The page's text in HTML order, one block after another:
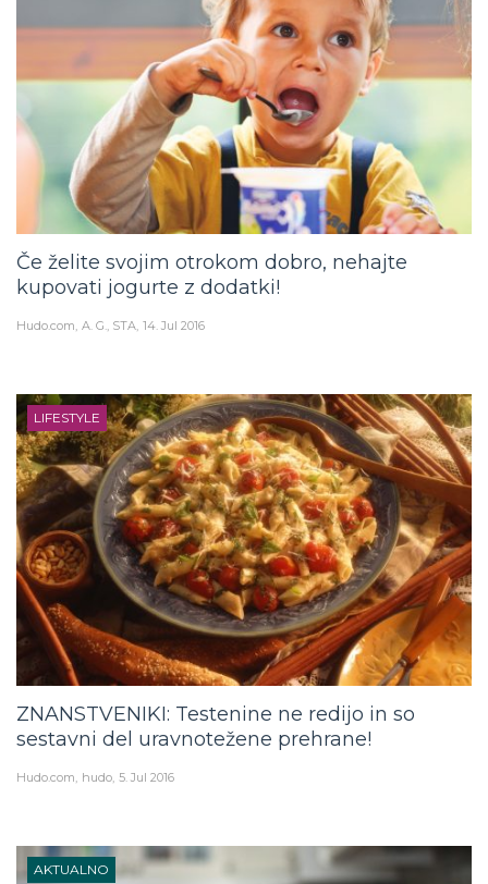
Če želite svojim otrokom dobro, nehajte
kupovati jogurte z dodatki!
Hudo.com A. G., STA 14. Jul 2016
LIFESTYLE
ZNANSTVENIKI: Testenine ne redijo in so
sestavni del uravnotežene prehrane!
Hudo.com hudo 5. Jul 2016
AKTUALNO